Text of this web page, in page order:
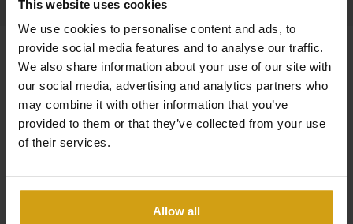
This website uses cookies
We use cookies to personalise content and ads, to
provide social media features and to analyse our traffic.
We also share information about your use of our site with
our social media, advertising and analytics partners who
may combine it with other information that you’ve
provided to them or that they’ve collected from your use
of their services.
Allow all
Ähnliche Immobilien